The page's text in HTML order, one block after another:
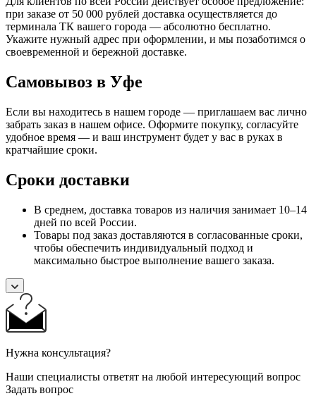
при заказе от 50 000 рублей доставка осуществляется до
терминала ТК вашего города — абсолютно бесплатно.
Укажите нужный адрес при оформлении, и мы позаботимся о
своевременной и бережной доставке.
Самовывоз в Уфе
Если вы находитесь в нашем городе — приглашаем вас лично
забрать заказ в нашем офисе. Оформите покупку, согласуйте
удобное время — и ваш инструмент будет у вас в руках в
кратчайшие сроки.
Сроки доставки
В среднем, доставка товаров из наличия занимает 10–14
дней по всей России.
Товары под заказ доставляются в согласованные сроки,
чтобы обеспечить индивидуальный подход и
максимально быстрое выполнение вашего заказа.
Нужна консультация?
Наши специалисты ответят на любой интересующий вопрос
Задать вопрос